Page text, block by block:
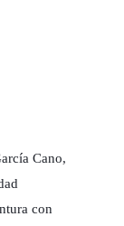
Cano,
con